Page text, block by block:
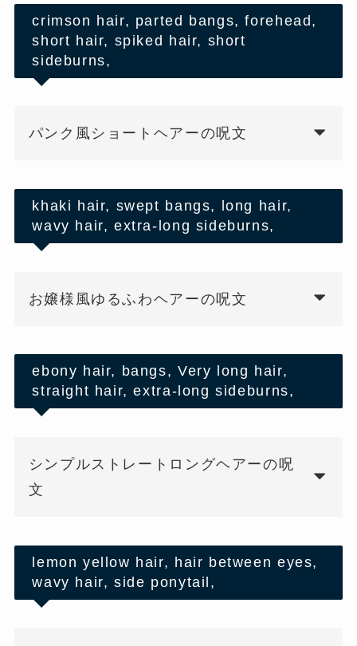
crimson hair, parted bangs, forehead,
short hair, spiked hair, short
sideburns,
パンク風ショートヘアーの呪文
khaki hair, swept bangs, long hair,
wavy hair, extra-long sideburns,
お嬢様風ゆるふわヘアーの呪文
ebony hair, bangs, Very long hair,
straight hair, extra-long sideburns,
シンプルストレートロングヘアーの呪
文
lemon yellow hair, hair between eyes,
wavy hair, side ponytail,